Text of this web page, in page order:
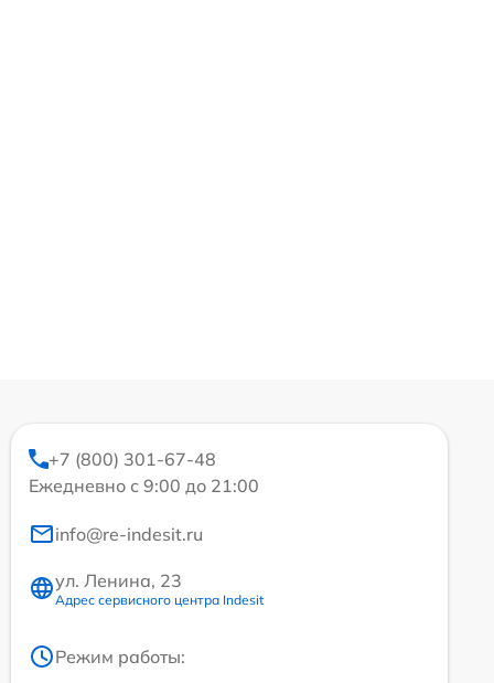
+7 (800) 301-67-48
Ежедневно с 9:00 до 21:00
info@re-indesit.ru
ул. Ленина, 23
Адрес сервисного центра Indesit
Режим работы: